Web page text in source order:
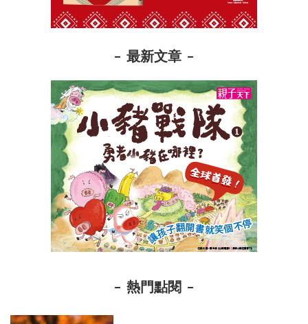
最新文章
熱門點閱